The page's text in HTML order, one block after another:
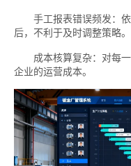
手工报表错误频发：依
后，不利于及时调整策略。
成本核算复杂：对每一
企业的运营成本。